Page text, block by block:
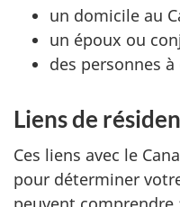
un domicile au
un époux ou
des personnes à
Liens de
Ces liens avec le
pour déterminer